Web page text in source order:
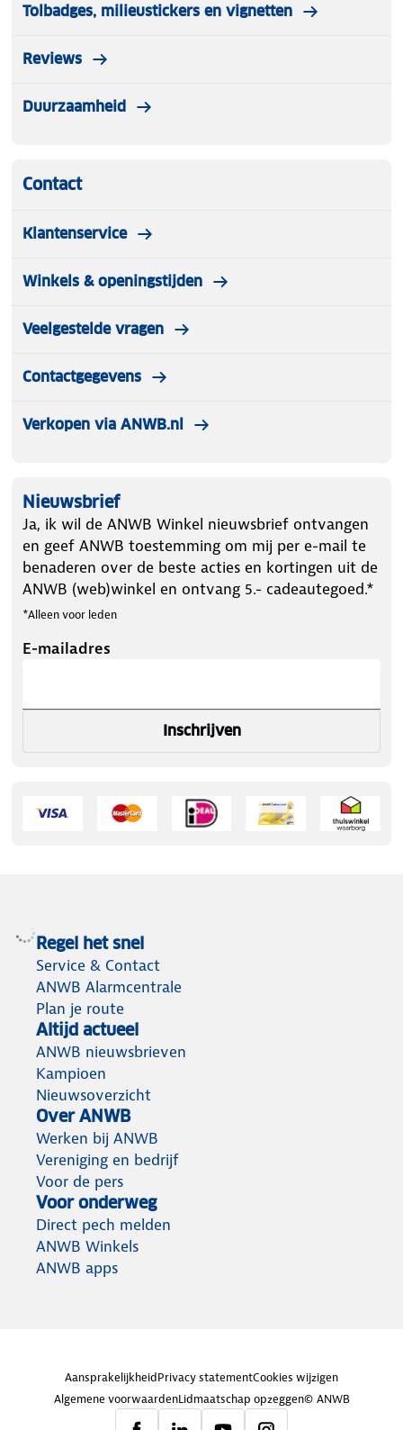
Tolbadges, milieustickers en vignetten
Reviews
Duurzaamheid
Contact
Klantenservice
Winkels & openingstijden
Veelgestelde vragen
Contactgegevens
Verkopen via ANWB.nl
Nieuwsbrief
Ja, ik wil de ANWB Winkel nieuwsbrief ontvangen
en geef ANWB toestemming om mij per e-mail te
benaderen over de beste acties en kortingen uit de
ANWB (web)winkel en ontvang 5.- cadeautegoed.*
*Alleen voor leden
E-mailadres
Inschrijven
Regel het snel
Service & Contact
ANWB Alarmcentrale
Plan je route
Altijd actueel
ANWB nieuwsbrieven
Kampioen
Nieuwsoverzicht
Over ANWB
Werken bij ANWB
Vereniging en bedrijf
Voor de pers
Voor onderweg
Direct pech melden
ANWB Winkels
ANWB apps
AansprakelijkheidPrivacy statementCookies wijzigen
Algemene voorwaardenLidmaatschap opzeggen© ANWB